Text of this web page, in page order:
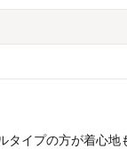
イプの方が着心地